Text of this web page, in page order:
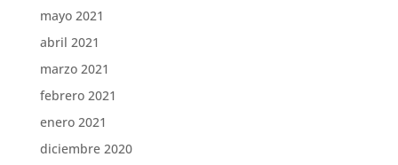
mayo 2021
abril 2021
marzo 2021
febrero 2021
enero 2021
diciembre 2020